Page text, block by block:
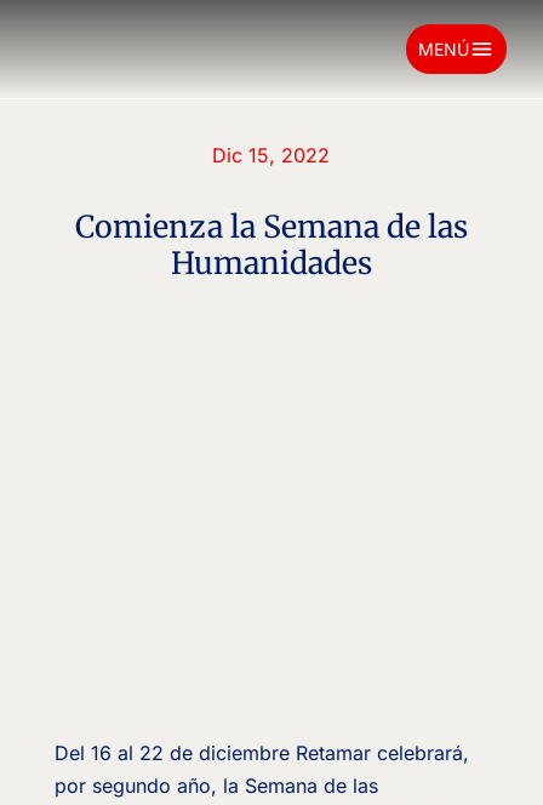
MENÚmenu
Dic 15, 2022
Comienza la Semana de las
Humanidades
Del 16 al 22 de diciembre Retamar celebrará,
por segundo año, la Semana de las